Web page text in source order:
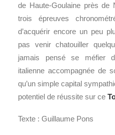
de Haute-Goulaine près
trois épreuves
d’acquérir encore un peu
pas venir chatouiller
jamais pensé se méfier
italienne accompagnée de
qu’un simple capital
potentiel de réussite sur ce
Texte : Guillaume Pons